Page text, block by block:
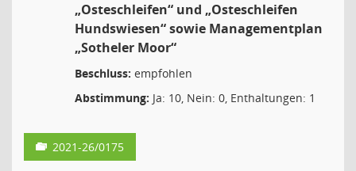
„Osteschleifen“ und „Osteschleifen
Hundswiesen“ sowie Managementplan
„Sotheler Moor“
Beschluss: empfohlen
Abstimmung: Ja: 10, Nein: 0, Enthaltungen: 1
2021-26/0175